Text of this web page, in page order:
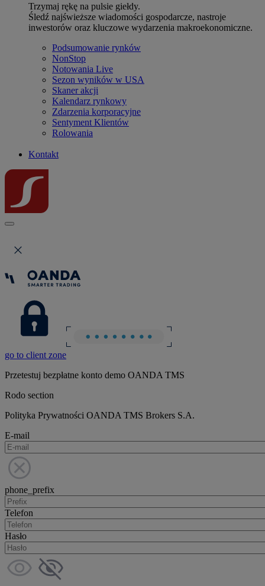
Trzymaj rękę na pulsie giełdy.
Śledź najświeższe wiadomości gospodarcze, nastroje
inwestorów oraz kluczowe wydarzenia makroekonomiczne.
Podsumowanie rynków
NonStop
Notowania Live
Sezon wyników w USA
Skaner akcji
Kalendarz rynkowy
Zdarzenia korporacyjne
Sentyment Klientów
Rolowania
Kontakt
go to client zone
Przetestuj bezpłatne konto demo OANDA TMS
Rodo section
Polityka Prywatności OANDA TMS Brokers S.A.
E-mail
phone_prefix
Telefon
Hasło